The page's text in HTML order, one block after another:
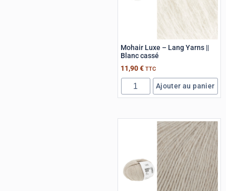
Mohair Luxe – Lang Yarns ||
Blanc cassé
11,90€ TTC
Ajouter au panier